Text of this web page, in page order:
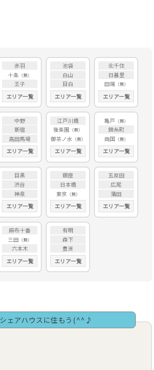
赤羽
十条
王子
エリア一覧
池袋
白山
目白
エリア一覧
北千住
日暮里
田端
エリア一覧
中野
新宿
高田馬場
エリア一覧
江戸川橋
後楽園
御茶ノ水
エリア一覧
亀戸
錦糸町
両国
エリア一覧
目黒
渋谷
神泉
エリア一覧
銀座
日本橋
東京
エリア一覧
五反田
広尾
蒲田
エリア一覧
麻布十番
三田
六本木
エリア一覧
有明
森下
豊洲
エリア一覧
シェアハウスに住もう(^^♪